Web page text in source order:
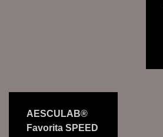
AESCULAB®
Favorita SPEED